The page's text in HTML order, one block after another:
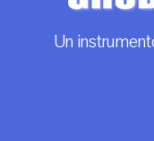
Un